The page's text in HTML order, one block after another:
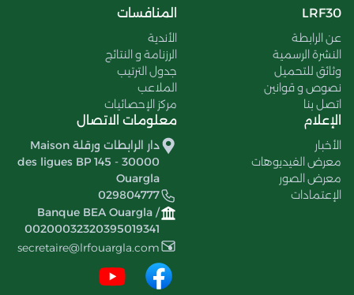
LRF30
عن الرابطة
النشرة الرسمية
وثائق للتحميل
نصوص و قوانين
اتصل بنا
المنافسات
الأندية
الرزنامة و النتائج
جدول الترتيب
الملاعب
مركز الإحصائيات
الإعلام
الأخبار
معرض الفيديوهات
معرض الصور
الإعتمادات
معلومات الاتصال
دار الرابطات ورقلة Maison
des ligues BP 145 - 30000
Ouargla
029804777
Banque BEA Ouargla /
00200032320395019341
secretaire@lrfouargla.com